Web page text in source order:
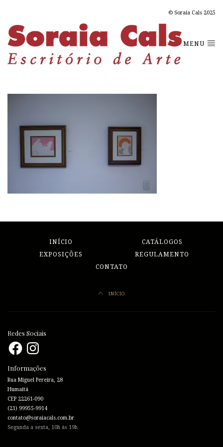
© Soraia Cals 2025
MENU
INÍCIO
CATÁLOGOS
EXPOSIÇÕES
REGULAMENTO
CONTATO
INÍCIO
Redes Sociais
FacebookInstagram
Informações
Rua Miguel Pereira, 28
Humaitá
CEP 22261-090
(21) 99955-9914
contato@soraiacals.com.br
Segunda a sexta, 10h às 19h